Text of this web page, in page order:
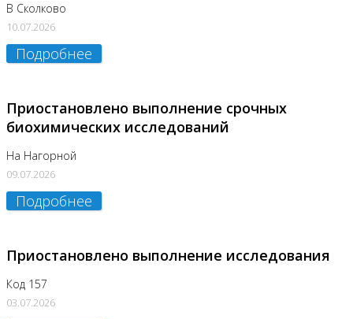
В Сколково
10.07.2026
Подробнее
Приостановлено выполнение срочных
биохимических исследований
На Нагорной
09.07.2026
Подробнее
Приостановлено выполнение исследования
Код 157
03.07.2026